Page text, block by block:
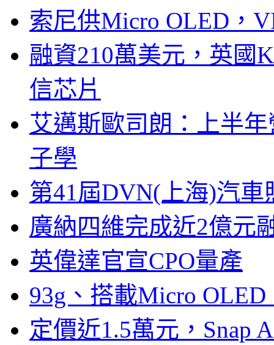
索尼供Micro OLED，
融資210萬美元，英國
信芯片
艾邁斯歐司朗：上半
子學
第41屆DVN(上海)汽
廣納四維完成近2億元
英偉達官宣CPO量產
93g、搭載Micro
定價近1.5萬元，Snap